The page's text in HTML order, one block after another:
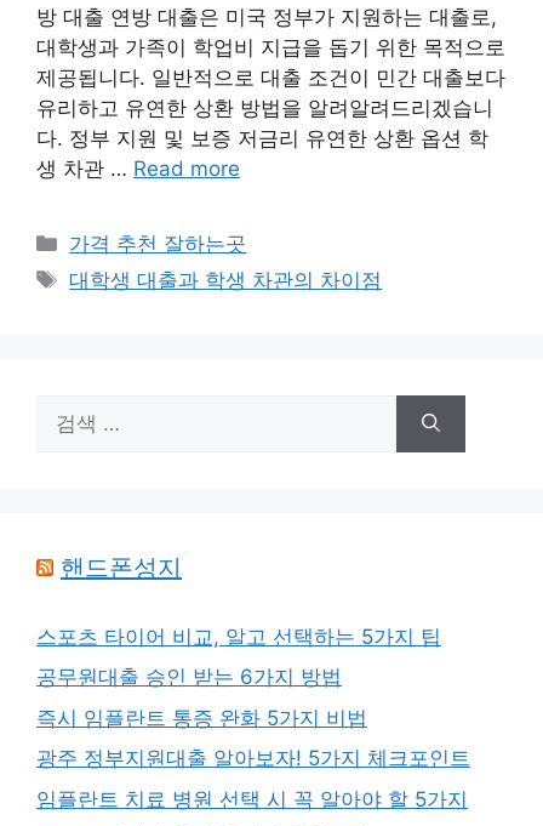
방 대출 연방 대출은 미국 정부가 지원하는 대출로,
대학생과 가족이 학업비 지급을 돕기 위한 목적으로
제공됩니다. 일반적으로 대출 조건이 민간 대출보다
유리하고 유연한 상환 방법을 알려알려드리겠습니
다. 정부 지원 및 보증 저금리 유연한 상환 옵션 학
생 차관 … Read more
카
테
고
가격 추천 잘하는곳
태
대학생 대출과 학생 차관의 차이점
색:
핸드폰성지
스포츠 타이어 비교, 알고 선택하는 5가지 팁
공무원대출 승인 받는 6가지 방법
즉시 임플란트 통증 완화 5가지 비법
광주 정부지원대출 알아보자! 5가지 체크포인트
임플란트 치료 병원 선택 시 꼭 알아야 할 5가지